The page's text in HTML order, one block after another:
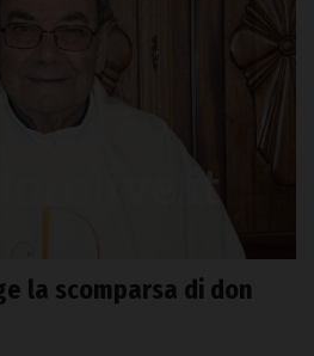
la scomparsa di don